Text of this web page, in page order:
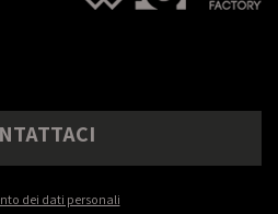
dei dati personali